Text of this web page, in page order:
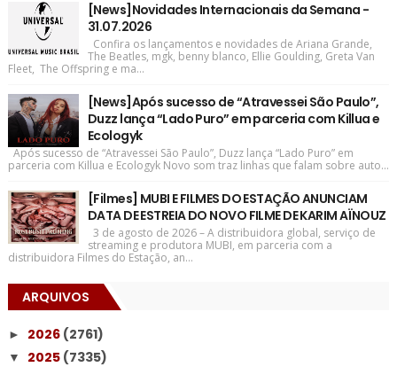
[News]Novidades Internacionais da Semana -
31.07.2026
Confira os lançamentos e novidades de Ariana Grande,
The Beatles, mgk, benny blanco, Ellie Goulding, Greta Van
Fleet, The Offspring e ma...
[News]Após sucesso de “Atravessei São Paulo”,
Duzz lança “Lado Puro” em parceria com Killua e
Ecologyk
Após sucesso de “Atravessei São Paulo”, Duzz lança “Lado Puro” em
parceria com Killua e Ecologyk Novo som traz linhas que falam sobre auto...
[Filmes] MUBI E FILMES DO ESTAÇÃO ANUNCIAM
DATA DE ESTREIA DO NOVO FILME DE KARIM AÏNOUZ
3 de agosto de 2026 – A distribuidora global, serviço de
streaming e produtora MUBI, em parceria com a
distribuidora Filmes do Estação, an...
ARQUIVOS
► 2026 (2761)
▼ 2025 (7335)